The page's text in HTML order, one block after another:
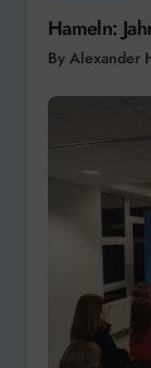
Hameln:
By Alexander